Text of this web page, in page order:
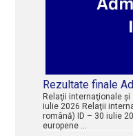
Rezultate finale
Relaţii internaţionale
iulie 2026 Relaţii
română) ID – 30 iulie
europene …